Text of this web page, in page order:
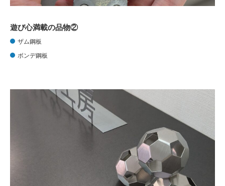
遊び心満載の品物②
ザム鋼板
ボンデ鋼板